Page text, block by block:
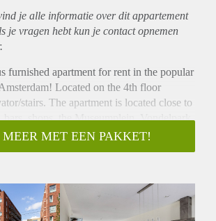
je alle informatie over ditappartement
je vragen hebt kun je contact opnemen
furnished apartment for rent in the popular
Located on the 4th floor
stairs. The apartment is located close to
bars, shops, the Museumplein, Vondelpark
by public transport and bike. There is a
available in the garage below the
possible with maximum 2 persons)
MEER MET EEN PAKKET!